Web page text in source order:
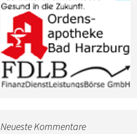
Neueste Kommentare